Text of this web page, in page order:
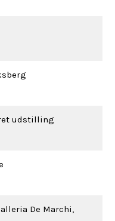
udstilling
De Marchi,